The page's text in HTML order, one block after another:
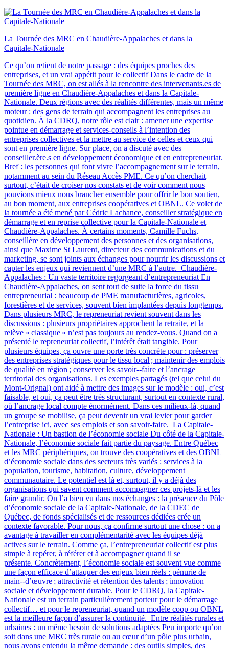
La Tournée des MRC en Chaudière‑Appalaches et dans la
Capitale‑Nationale
Ce qu’on retient de notre passage : des équipes proches des
entreprises, et un vrai appétit pour le collectif Dans le cadre de la
Tournée des MRC, on est allés à la rencontre des intervenants.es de
première ligne en Chaudière-Appalaches et dans la Capitale-
Nationale. Deux régions avec des réalités différentes, mais un même
moteur : des gens de terrain qui accompagnent les entreprises au
quotidien. À la CDRQ, notre rôle est clair : amener une expertise
pointue en démarrage et services-conseils à l’intention des
entreprises collectives et la mettre au service de celles et ceux qui
sont en première ligne. Sur place, on a discuté avec des
conseiller.ère.s en développement économique et en entrepreneuriat.
Bref : les personnes qui font vivre l’accompagnement sur le terrain,
notamment au sein du Réseau Accès PME. Ce qu’on cherchait
surtout, c’était de croiser nos constats et de voir comment nous
pouvions mieux nous brancher ensemble pour offrir le bon soutien,
au bon moment, aux entreprises coopératives et OBNL. Ce volet de
la tournée a été mené par Cédric Lachance, conseiller stratégique en
démarrage et en reprise collective pour la Capitale-Nationale et
Chaudière-Appalaches. À certains moments, Camille Fuchs,
conseillère en développement des personnes et des organisations,
ainsi que Maxime St Laurent, directeur des communications et du
marketing, se sont joints aux échanges pour nourrir les discussions et
capter les enjeux qui reviennent d’une MRC à l’autre. Chaudière-
Appalaches : Un vaste territoire regorgeant d’entrepreneuriat En
Chaudière-Appalaches, on sent tout de suite la force du tissu
entrepreneurial : beaucoup de PME manufacturières, agricoles,
forestières et de services, souvent bien implantées depuis longtemps.
Dans plusieurs MRC, le repreneuriat revient souvent dans les
discussions : plusieurs propriétaires approchent la retraite, et la
relève « classique » n’est pas toujours au rendez-vous. Quand on a
présenté le repreneuriat collectif, l’intérêt était tangible. Pour
plusieurs équipes, ça ouvre une porte très concrète pour : préserver
des entreprises stratégiques pour le tissu local ; maintenir des emplois
de qualité en région ; conserver les savoir‑-faire et l’ancrage
territorial des organisations. Les exemples partagés (tel que celui du
Mont-Orignal) ont aidé à mettre des images sur le modèle : oui, c’est
faisable, et oui, ça peut être très structurant, surtout en contexte rural,
où l’ancrage local compte énormément. Dans ces milieux-là, quand
un groupe se mobilise, ça peut devenir un vrai levier pour garder
l’entreprise ici, avec ses emplois et son savoir-faire. La Capitale-
Nationale : Un bastion de l’économie sociale Du côté de la Capitale-
Nationale, l’économie sociale fait partie du paysage. Entre Québec
et les MRC périphériques, on trouve des coopératives et des OBNL
d’économie sociale dans des secteurs très variés : services à la
population, tourisme, habitation, culture, développement
communautaire. Le potentiel est là et, surtout, il y a déjà des
organisations qui savent comment accompagner ces projets-là et les
faire grandir. On l’a bien vu dans nos échanges : la présence du Pôle
d’économie sociale de la Capitale-Nationale, de la CDEC de
Québec, de fonds spécialisés et de ressources dédiées crée un
contexte favorable. Pour nous, ça confirme surtout une chose : on a
avantage à travailler en complémentarité avec les équipes déjà
actives sur le terrain. Comme ça, l’entrepreneuriat collectif est plus
simple à repérer, à référer et à accompagner quand il se
présente. Concrètement, l’économie sociale est souvent vue comme
une façon efficace d’attaquer des enjeux bien réels : pénurie de
main‑-d’œuvre ; attractivité et rétention des talents ; innovation
sociale et développement durable. Pour le CDRQ, la Capitale-
Nationale est un terrain particulièrement porteur pour le démarrage
collectif… et pour le repreneuriat, quand un modèle coop ou OBNL
est la meilleure façon d’assurer la continuité. Entre réalités rurales et
urbaines : un même besoin de solutions adaptées Peu importe qu’on
soit dans une MRC très rurale ou au cœur d’un pôle plus urbain,
nous avons entendu la même demande : des outils simples, des